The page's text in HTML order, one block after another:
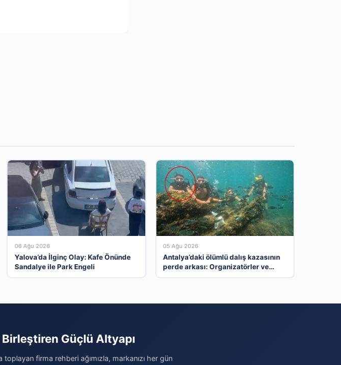
06 Ağu 2026
Yalova’da İlginç Olay: Kafe Önünde
Sandalye ile Park Engeli
05 Ağu 2026
Antalya’daki ölümlü dalış kazasının
perde arkası: Organizatörler ve
Birleştiren Güçlü Altyapı
firma rehberi ağımızla, markanızı her gün